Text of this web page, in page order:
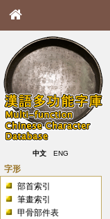
中文 ENG
字形
部首索引
筆畫索引
甲骨部件表